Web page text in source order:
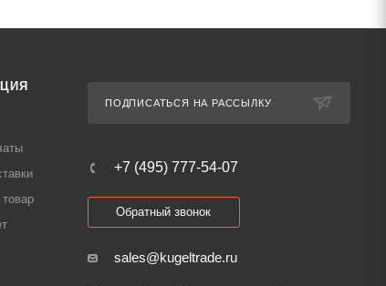
товар
ПОДПИСАТЬСЯ НА РАССЫЛКУ
+7 (495) 777-54-07
Обратный звонок
sales@kugeltrade.ru